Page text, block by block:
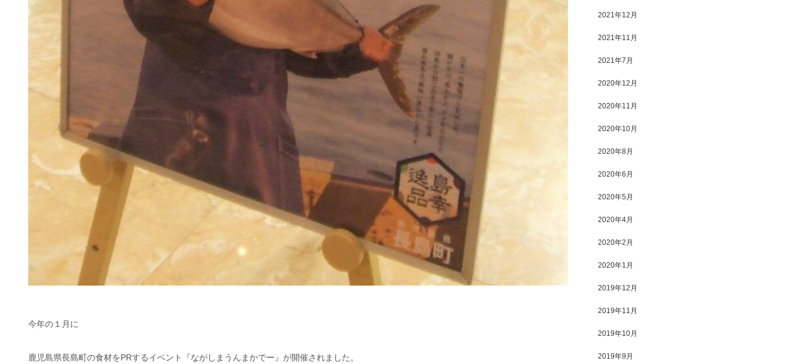
今年の１月に
鹿児島県長島町の食材をPRするイベント『ながしまうんまかでー』が開催されました。
2021年12月
2021年11月
2021年7月
2020年12月
2020年11月
2020年10月
2020年8月
2020年6月
2020年5月
2020年4月
2020年2月
2020年1月
2019年12月
2019年11月
2019年10月
2019年9月